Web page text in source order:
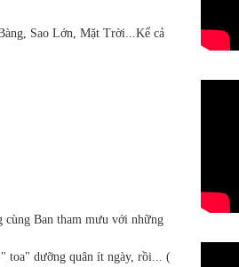
Sao Lớn, Mặt Trời...Kể cả
cùng Ban tham mưu với những
toa" dưỡng quân ít ngày, rồi... (